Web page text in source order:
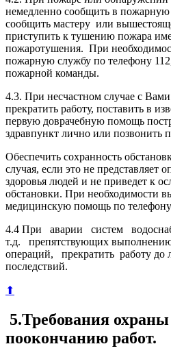
немедленно сообщить в
сообщить мастеру или
приступить к тушению пожара
пожаротушения. При
пожарную службу по телефону
пожарной команды.
4.3. При несчастном случае с
прекратить работу, поставить в
первую доврачебную помощь
здравпункт лично или
Обеспечить сохранность
случая, если это не представляет
здоровья людей и не приведет к
обстановки. При необходимости
медицинскую помощь по
4.4 При аварии систем
т.д. препятствующих выполнению
операций, прекратить работу до
последствий.
⬆
5.Требования охраны
поокончанию работ.